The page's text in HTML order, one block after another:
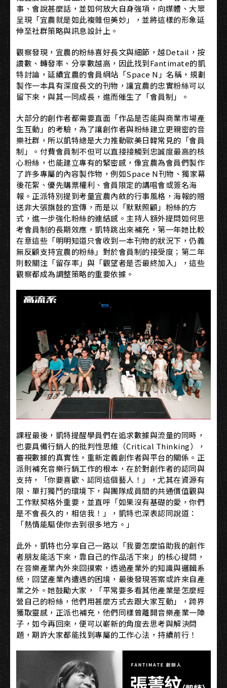
事、會說甚麼話，並如何放大自身強項，向媒體、大眾
呈現「宜農就是如此複雜但美妙」，並將這樣的形象延
伸至社群策略與訊息設計上。
觀察發現，宜農的粉絲喜好長文與細節，越Detail，按
讚數、轉發率、分享數越高，因此找到Fantimate的凱
特討論，延續宜農的會員網站「Space N」名稱，規劃
製作一本具有深度長文的刊物，讓宜農的忠實粉絲可以
留下來，與其一同成長，進而催生了「會員制」。
大部分的創作者都需要直面「作品是否能與商業市場產
生互動」的考驗，為了讓創作者與粉絲建立更親密的音
樂社群，所以凱特總是大力推動歐美日韓常見的「會員
制」。付費會員制不但可以直接接觸到忠誠度最高的核
心粉絲，也能建立專有的緊密感，像宜農為會員們製作
了許多專屬的內容製作物，例如Space N刊物、獨家幕
後花絮、優先購票權利、會員限定的講唱會或簽名海
報。正派特別提到考量宜農內斂的行事風格，海報的贈
送非大張旗鼓的宣傳，而是以「默默照顧」粉絲的方
式，進一步強化粉絲的連結感。主持人額外提問如何思
考會員制的長期效應，凱特跳出來補充，第一年她比較
在意這些「明明知道只會收到一本刊物的狀況下，仍義
無反顧支持宜農的粉絲」對於會員制的接受度；第二年
則較關注「留存率」與「觀望者是否最終加入」，這些
觀察都成為調整策略的重要依據。
課程最後，凱特提醒學員們在追求數據與流量的同時，
也要具備行銷人的批判性思維（Critical Thinking），
審視數據的真實性，重新定義創作者與平台的關係。正
派則補充音樂行銷工作的根本，在於對創作者的認同與
支持，「你要喜歡、認同這個藝人！」，尤其在資源有
限、單打獨鬥的環境下，與團隊成員間的共通價值觀與
工作默契格外重要，並直呼「如果沒有基礎的愛，你們
是不會長久的，相信我！」，凱特也深表認同說道：
「熱情能驅使你去到很多地方。」
此外，凱特也分享自己一路以「我要怎麼協助我的創作
者朋友能活下來，靠自己的作品活下來」的核心提問，
在音樂產業內外來回摸索，透過產業外的知識與邏輯系
統，回望產業內遭遇的困境，最後發現答案或許來自產
業之外。她鼓勵大家，「平常要多看其他產業是怎麼經
營自己的粉絲，他們用甚麼方式去跟大家互動」，跨界
獲取靈感，正派也補充，他們同樣曾離開音樂產業一陣
子，如今再回來，便可以嶄新的角度去思考與解決問
題，期許大家都能找到專屬的工作心法，持續前行！